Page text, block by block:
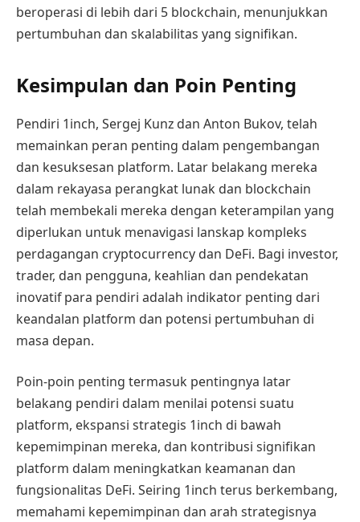
beroperasi di lebih dari 5 blockchain, menunjukkan
pertumbuhan dan skalabilitas yang signifikan.
Kesimpulan dan Poin Penting
Pendiri 1inch, Sergej Kunz dan Anton Bukov, telah
memainkan peran penting dalam pengembangan
dan kesuksesan platform. Latar belakang mereka
dalam rekayasa perangkat lunak dan blockchain
telah membekali mereka dengan keterampilan yang
diperlukan untuk menavigasi lanskap kompleks
perdagangan cryptocurrency dan DeFi. Bagi investor,
trader, dan pengguna, keahlian dan pendekatan
inovatif para pendiri adalah indikator penting dari
keandalan platform dan potensi pertumbuhan di
masa depan.
Poin-poin penting termasuk pentingnya latar
belakang pendiri dalam menilai potensi suatu
platform, ekspansi strategis 1inch di bawah
kepemimpinan mereka, dan kontribusi signifikan
platform dalam meningkatkan keamanan dan
fungsionalitas DeFi. Seiring 1inch terus berkembang,
memahami kepemimpinan dan arah strategisnya